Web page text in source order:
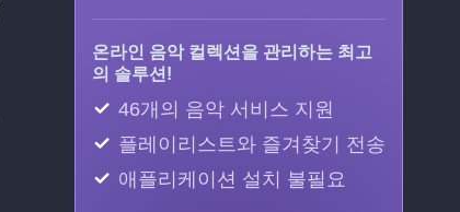
온라인 음악 컬렉션을 관리하는 최고
의 솔루션!
46개의 음악 서비스 지원
플레이리스트와 즐겨찾기 전송
애플리케이션 설치 불필요